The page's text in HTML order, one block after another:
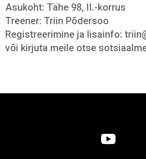
Asukoht: Tähe 98, II.-korrus
Treener: Triin Põdersoo
Registreerimine ja lisainfo:
või kirjuta meile otse
